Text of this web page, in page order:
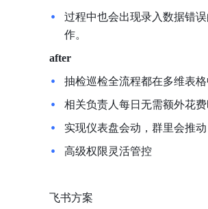
过程中也会出现录入数据错
作。
after
抽检巡检全流程都在多维表
相关负责人每日无需额外花费
实现仪表盘会动，群里会推动
高级权限灵活管控
飞书方案